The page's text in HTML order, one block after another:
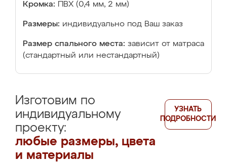
Кромка: ПВХ (0,4 мм, 2 мм)
Размеры: индивидуально под Ваш заказ
Размер спального места: зависит от матраса
(стандартный или нестандартный)
Изготовим по
индивидуальному
проекту:
любые размеры, цвета
и материалы
УЗНАТЬ
ПОДРОБНОСТИ